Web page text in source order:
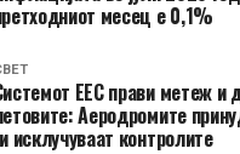
месец е 0,1%
ЕЕС прави метеж и
Аеродромите
исклучуваат контролите